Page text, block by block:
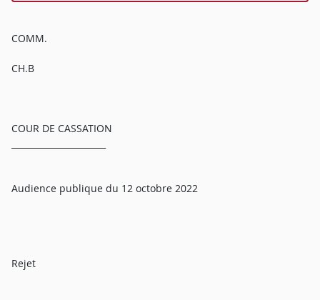
COMM.
CH.B
COUR DE CASSATION
Audience publique du 12 octobre 2022
Rejet